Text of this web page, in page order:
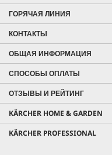
ГОРЯЧАЯ ЛИНИЯ
КОНТАКТЫ
ОБЩАЯ ИНФОРМАЦИЯ
СПОСОБЫ ОПЛАТЫ
ОТЗЫВЫ И РЕЙТИНГ
KÄRCHER HOME & GARDEN
KÄRCHER PROFESSIONAL